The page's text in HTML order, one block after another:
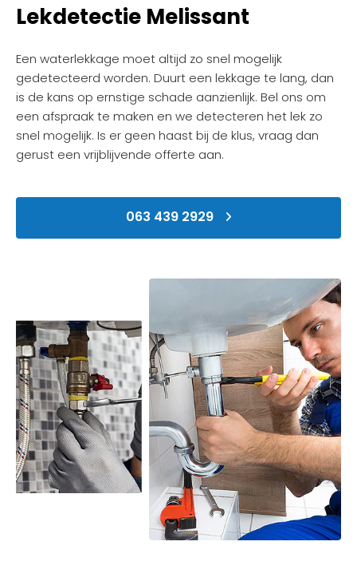
Lekdetectie Melissant
Een waterlekkage moet altijd zo snel mogelijk
gedetecteerd worden. Duurt een lekkage te lang, dan
is de kans op ernstige schade aanzienlijk. Bel ons om
een afspraak te maken en we detecteren het lek zo
snel mogelijk. Is er geen haast bij de klus, vraag dan
gerust een vrijblijvende offerte aan.
063 439 2929